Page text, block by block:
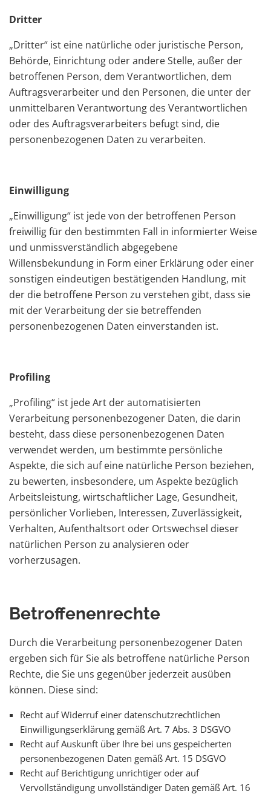
Dritter
„Dritter“ ist eine natürliche oder juristische Person,
Behörde, Einrichtung oder andere Stelle, außer der
betroffenen Person, dem Verantwortlichen, dem
Auftragsverarbeiter und den Personen, die unter der
unmittelbaren Verantwortung des Verantwortlichen
oder des Auftragsverarbeiters befugt sind, die
personenbezogenen Daten zu verarbeiten.
Einwilligung
„Einwilligung“ ist jede von der betroffenen Person
freiwillig für den bestimmten Fall in informierter Weise
und unmissverständlich abgegebene
Willensbekundung in Form einer Erklärung oder einer
sonstigen eindeutigen bestätigenden Handlung, mit
der die betroffene Person zu verstehen gibt, dass sie
mit der Verarbeitung der sie betreffenden
personenbezogenen Daten einverstanden ist.
Profiling
„Profiling“ ist jede Art der automatisierten
Verarbeitung personenbezogener Daten, die darin
besteht, dass diese personenbezogenen Daten
verwendet werden, um bestimmte persönliche
Aspekte, die sich auf eine natürliche Person beziehen,
zu bewerten, insbesondere, um Aspekte bezüglich
Arbeitsleistung, wirtschaftlicher Lage, Gesundheit,
persönlicher Vorlieben, Interessen, Zuverlässigkeit,
Verhalten, Aufenthaltsort oder Ortswechsel dieser
natürlichen Person zu analysieren oder
vorherzusagen.
Betroffenenrechte
Durch die Verarbeitung personenbezogener Daten
ergeben sich für Sie als betroffene natürliche Person
Rechte, die Sie uns gegenüber jederzeit ausüben
können. Diese sind:
Recht auf Widerruf einer datenschutzrechtlichen
Einwilligungserklärung gemäß Art. 7 Abs. 3 DSGVO
Recht auf Auskunft über Ihre bei uns gespeicherten
personenbezogenen Daten gemäß Art. 15 DSGVO
Recht auf Berichtigung unrichtiger oder auf
Vervollständigung unvollständiger Daten gemäß Art. 16